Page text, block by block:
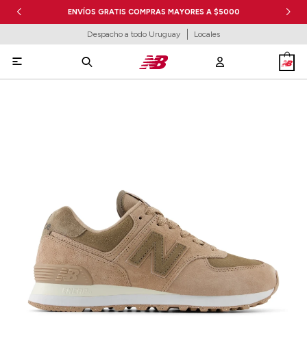
ENVÍOS GRATIS COMPRAS MAYORES A $5000
Despacho a todo Uruguay Locales
